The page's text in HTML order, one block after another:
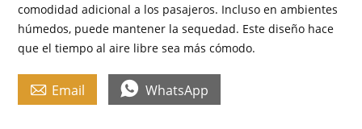
comodidad adicional a los pasajeros. Incluso en ambientes
húmedos, puede mantener la sequedad. Este diseño hace
que el tiempo al aire libre sea más cómodo.
 Email  WhatsApp